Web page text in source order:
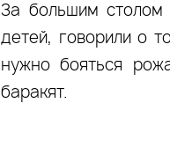
За большим
детей, говорили о
нужно бояться
баракят.